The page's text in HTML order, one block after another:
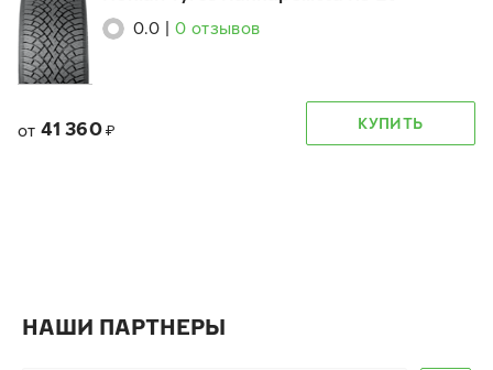
0.0 0 отзывов
от 41 360 ₽ КУПИТЬ
НАШИ ПАРТНЕРЫ